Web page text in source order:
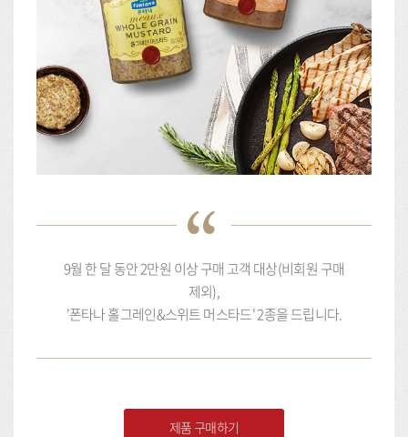
9월 한 달 동안 2만원 이상 구매 고객 대상(비회원 구매
제외),
'폰타나 홀그레인&스위트 머스타드' 2종을 드립니다.
제품 구매하기